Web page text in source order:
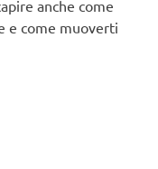
anche come
e come muoverti